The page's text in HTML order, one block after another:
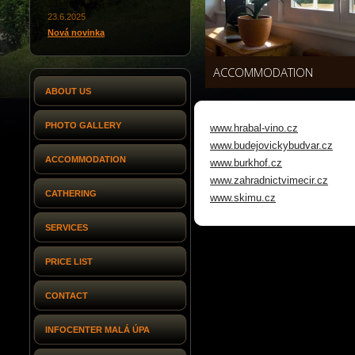
23.6.2025
Nová novinka
ABOUT US
PHOTO GALLERY
ACCOMMODATION
CATHERING
SERVICES
PRICE LIST
CONTACT
INFOCENTER MALÁ ÚPA
ACCOMMODATION
www.hrabal-vino.cz
www.budejovickybudvar.cz
www.burkhof.cz
www.zahradnictvimecir.cz
www.skimu.cz